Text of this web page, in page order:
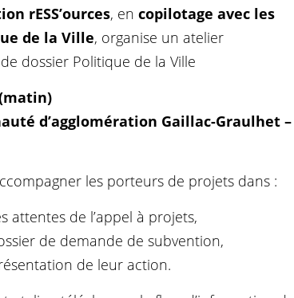
rESS’ources, en copilotage avec les
de la Ville, organise un atelier
dossier Politique de la Ville
d’agglomération Gaillac-Graulhet –
les porteurs de projets dans :
attentes de l’appel à projets,
de demande de subvention,
de leur action.